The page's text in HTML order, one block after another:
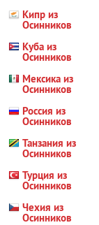
Кипр из
Осинников
Куба из
Осинников
Мексика из
Осинников
Россия из
Осинников
Танзания из
Осинников
Турция из
Осинников
Чехия из
Осинников